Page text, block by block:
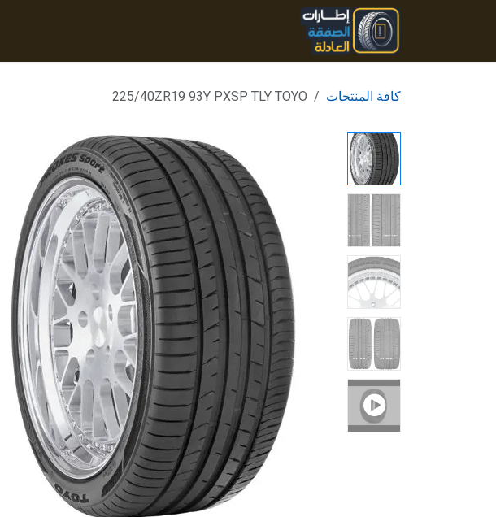
تخطي للذهاب إلى المحتوى
كافة المنتجات 225/40ZR19 93Y PXSP TLY TOYO